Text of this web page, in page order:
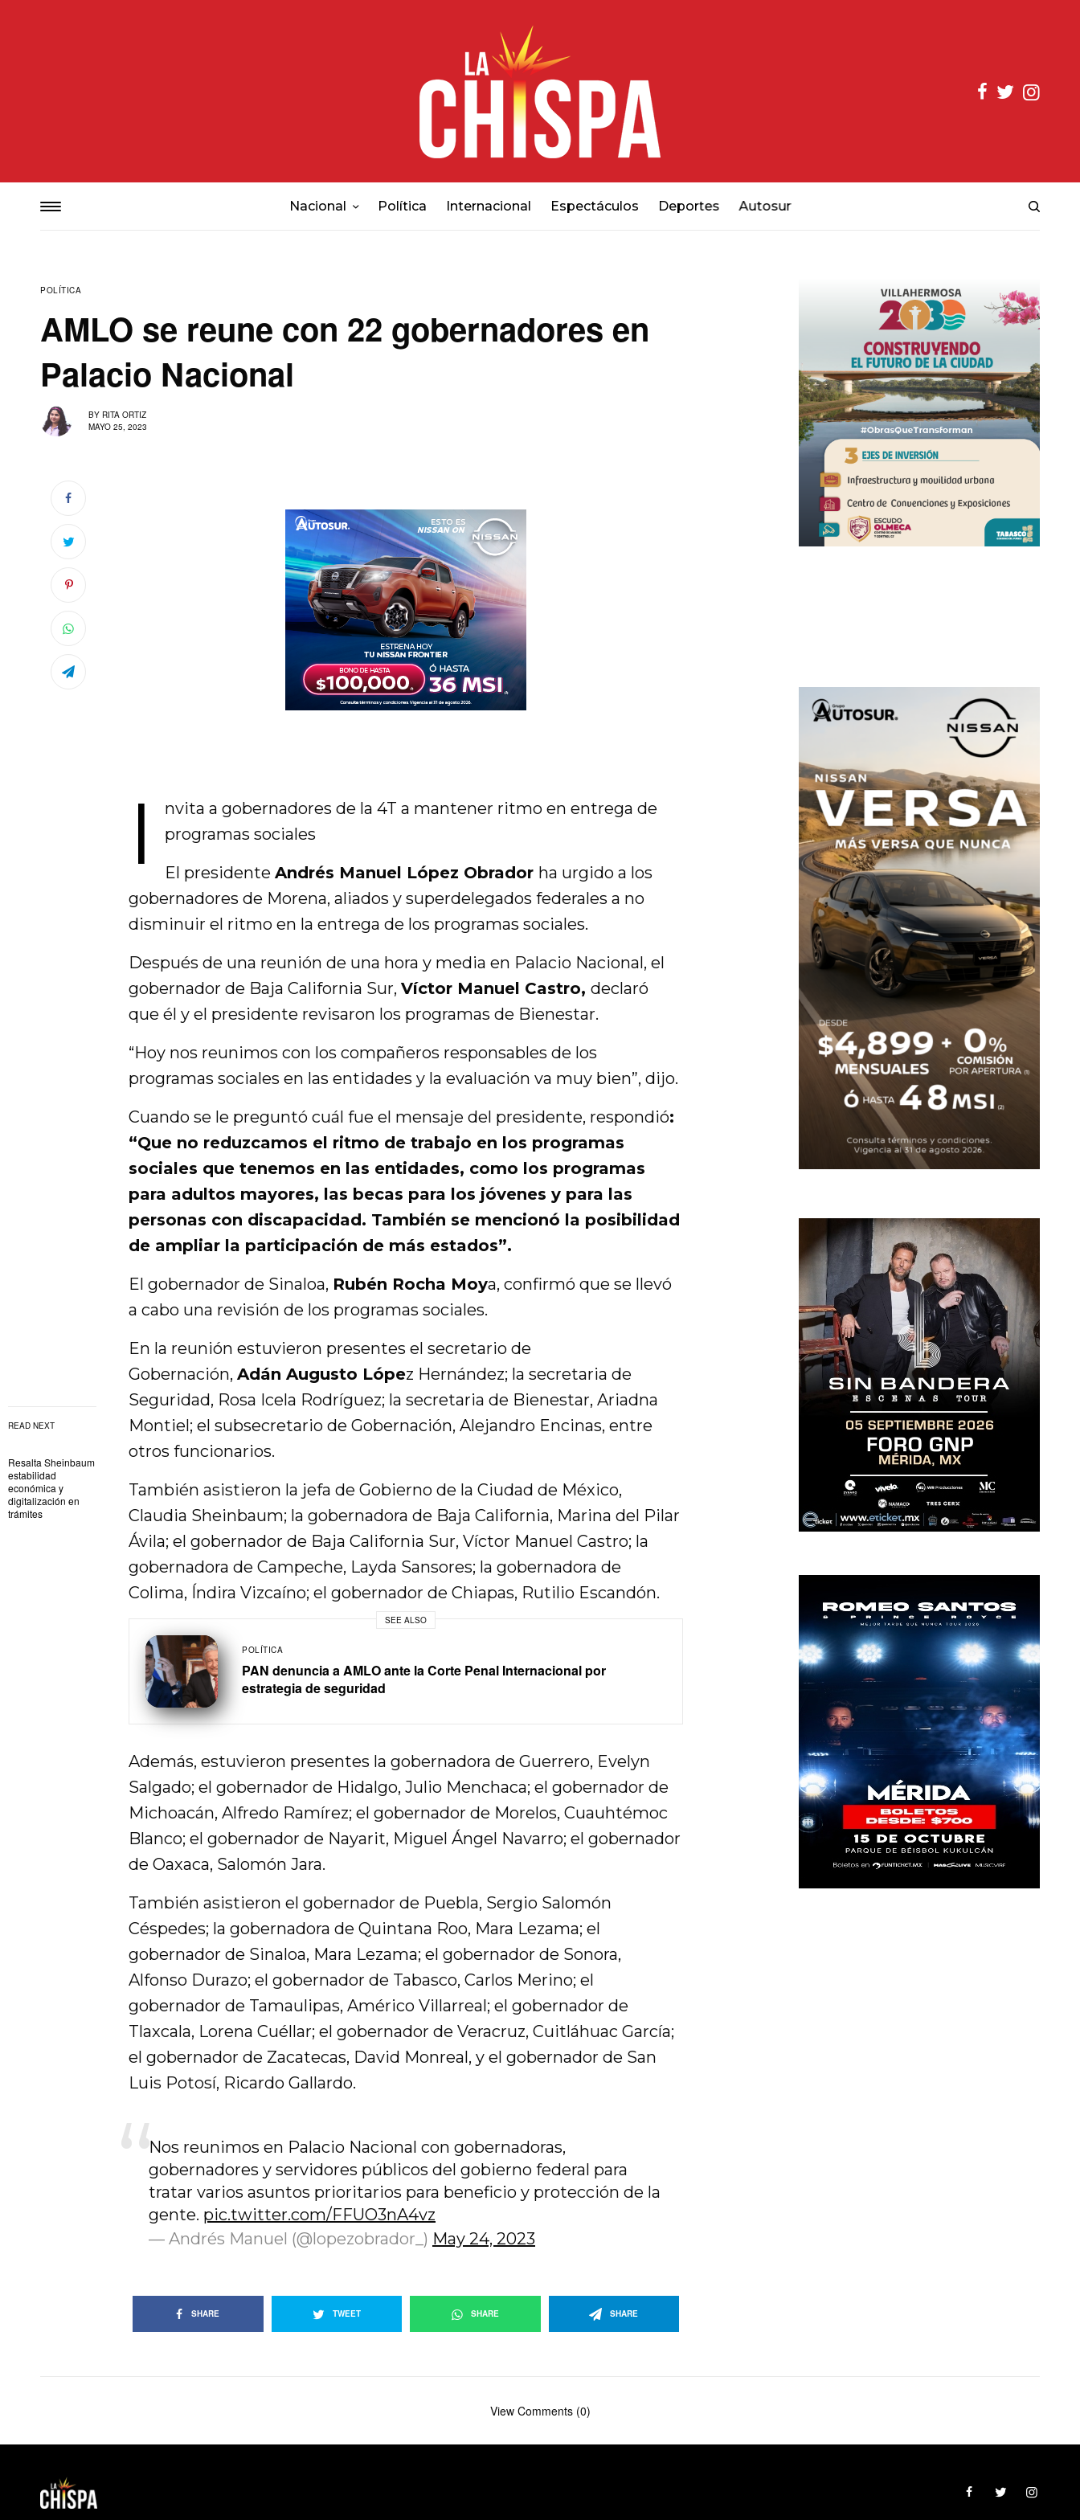
Nacional Política Internacional Espectáculos Deportes Autosur
POLÍTICA
AMLO se reune con 22 gobernadores en
Palacio Nacional
BY RITA ORTIZ
MAYO 25, 2023
READ NEXT
Resalta Sheinbaum
estabilidad
económica y
digitalización en
trámites
I
nvita a gobernadores de la 4T a mantener ritmo en entrega de
programas sociales
El presidente Andrés Manuel López Obrador ha urgido a los
gobernadores de Morena, aliados y superdelegados federales a no
disminuir el ritmo en la entrega de los programas sociales.
Después de una reunión de una hora y media en Palacio Nacional, el
gobernador de Baja California Sur,Víctor Manuel Castro,declaró
que él y el presidente revisaron los programas de Bienestar.
“Hoy nos reunimos con los compañeros responsables de los
programas sociales en las entidades y la evaluación va muy bien”, dijo.
Cuando se le preguntó cuál fue el mensaje del presidente, respondió:
“Que no reduzcamos el ritmo de trabajo en los programas
sociales que tenemos en las entidades, como los programas
para adultos mayores, las becas para los jóvenes y para las
personas con discapacidad. También se mencionó la posibilidad
de ampliar la participación de más estados”.
El gobernador de Sinaloa, Rubén Rocha Moya, confirmó que se llevó
a cabo una revisión de los programas sociales.
En la reunión estuvieron presentes el secretario de
Gobernación,Adán Augusto López Hernández; la secretaria de
Seguridad, Rosa Icela Rodríguez; la secretaria de Bienestar, Ariadna
Montiel; el subsecretario de Gobernación, Alejandro Encinas, entre
otros funcionarios.
También asistieron la jefa de Gobierno de la Ciudad de México,
Claudia Sheinbaum; la gobernadora de Baja California, Marina del Pilar
Ávila; el gobernador de Baja California Sur, Víctor Manuel Castro; la
gobernadora de Campeche, Layda Sansores; la gobernadora de
Colima, Índira Vizcaíno; el gobernador de Chiapas, Rutilio Escandón.
SEE ALSO
POLÍTICA
PAN denuncia a AMLO ante la Corte Penal Internacional por
estrategia de seguridad
Además, estuvieron presentes la gobernadora de Guerrero, Evelyn
Salgado; el gobernador de Hidalgo, Julio Menchaca; el gobernador de
Michoacán, Alfredo Ramírez; el gobernador de Morelos, Cuauhtémoc
Blanco; el gobernador de Nayarit, Miguel Ángel Navarro; el gobernador
de Oaxaca, Salomón Jara.
También asistieron el gobernador de Puebla, Sergio Salomón
Céspedes; la gobernadora de Quintana Roo, Mara Lezama; el
gobernador de Sinaloa, Mara Lezama; el gobernador de Sonora,
Alfonso Durazo; el gobernador de Tabasco, Carlos Merino; el
gobernador de Tamaulipas, Américo Villarreal; el gobernador de
Tlaxcala, Lorena Cuéllar; el gobernador de Veracruz, Cuitláhuac García;
el gobernador de Zacatecas, David Monreal, y el gobernador de San
Luis Potosí, Ricardo Gallardo.
Nos reunimos en Palacio Nacional con gobernadoras,
gobernadores y servidores públicos del gobierno federal para
tratar varios asuntos prioritarios para beneficio y protección de la
gente. pic.twitter.com/FFUO3nA4vz
— Andrés Manuel (@lopezobrador_) May 24, 2023
SHARE TWEET SHARE SHARE
View Comments (0)